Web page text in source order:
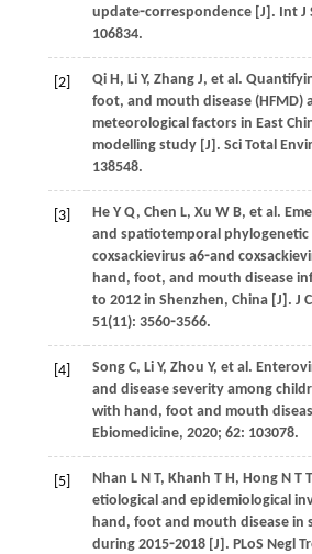
update⁃correspondence [J]. Int J
106834.
[2] Qi H, Li Y, Zhang J, et al .
foot, and mouth disease (HFMD)
meteorological factors in East
modelling study [J]. Sci Total
138548.
[3] He Y Q, Chen L, Xu W B, et al .
and spatiotemporal phylogenetic
coxsackievirus a6⁃and
hand, foot, and mouth disease
to 2012 in Shenzhen, China [J]. J
51(11): 3560⁃3566.
[4] Song C, Li Y, Zhou Y, et al .
and disease severity among
with hand, foot and mouth
Ebiomedicine, 2020; 62: 103078.
[5] Nhan L N T, Khanh T H, Hong N T T
etiological and epidemiological
hand, foot and mouth disease in
during 2015⁃2018 [J]. PLoS Negl